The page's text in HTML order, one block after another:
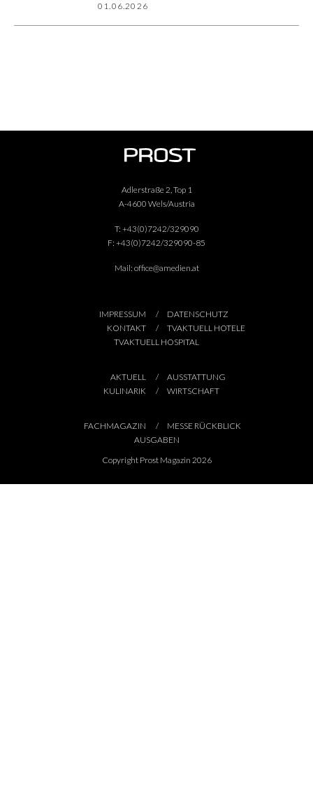
01.06.2026
Adlerstraße 2, Top 1
A-4600 Wels/Austria
T: +43(0)7242/329090
F: +43(0)7242/329090-85
Mail: office@amedien.at
IMPRESSUM
DATENSCHUTZ
KONTAKT
TVAKTUELL HOTELE
TVAKTUELL HOSPITAL
AKTUELL
AUSSTATTUNG
KULINARIK
WIRTSCHAFT
FACHMAGAZIN
MESSE RÜCKBLICK
AUSGABEN
Copyright Prost Magazin 2026